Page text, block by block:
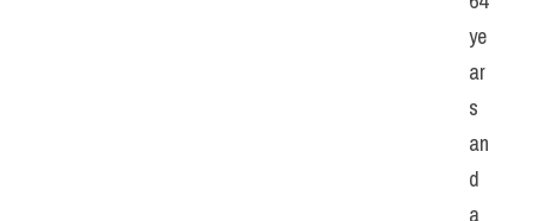
ye
ar
s
an
d
a